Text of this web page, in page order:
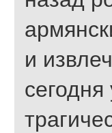
и
сегодня